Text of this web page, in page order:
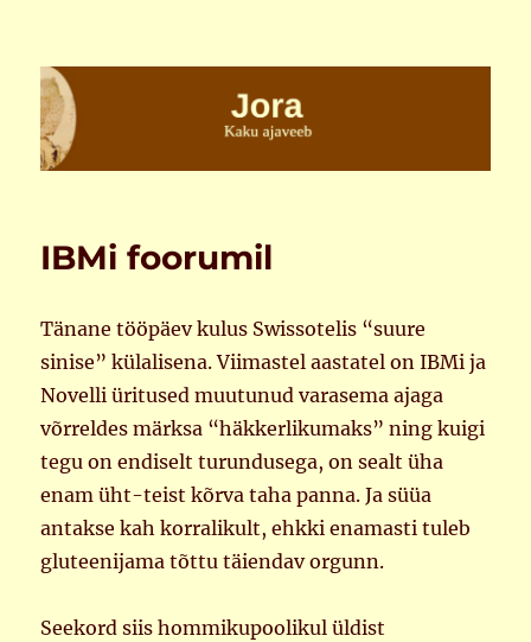
Jora
IBMi foorumil
Tänane tööpäev kulus Swissotelis “suure
sinise” külalisena. Viimastel aastatel on IBMi ja
Novelli üritused muutunud varasema ajaga
võrreldes märksa “häkkerlikumaks” ning kuigi
tegu on endiselt turundusega, on sealt üha
enam üht-teist kõrva taha panna. Ja süüa
antakse kah korralikult, ehkki enamasti tuleb
gluteenijama tõttu täiendav orgunn.
Seekord siis hommikupoolikul üldist